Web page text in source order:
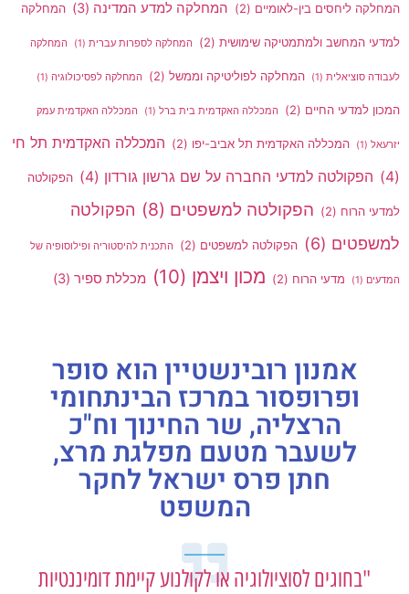
המחלקה ליחסים בין-לאומיים (2) המחלקה למדע המדינה (3) המחלקה
למדעי המחשב ולמתמטיקה שימושית (2) המחלקה לספרות עברית (1) המחלקה
לעבודה סוציאלית (1) המחלקה לפוליטיקה וממשל (2) המחלקה לפסיכולוגיה (1)
המכון למדעי החיים (2) המכללה האקדמית בית ברל (1) המכללה האקדמית עמק
יזרעאל (1) המכללה האקדמית תל אביב-יפו (2)
המכללה האקדמית תל חי
(4)
הפקולטה למדעי החברה על שם גרשון גורדון (4) הפקולטה
למדעי הרוח (2) הפקולטה למשפטים (8)
הפקולטה
למשפטים (6) הפקולטה למשפטים (2) התכנית להיסטוריה ופילוסופיה של
המדעים (1) מדעי הרוח (2) מכון ויצמן (10) מכללת ספיר (3)
אמנון רובינשטיין הוא סופר
ופרופסור במרכז הבינתחומי
הרצליה, שר החינוך וח"כ
לשעבר מטעם מפלגת מרצ,
חתן פרס ישראל לחקר
המשפט
"בחוגים לסוציולוגיה או לקולנוע קיימת דומיננטיות